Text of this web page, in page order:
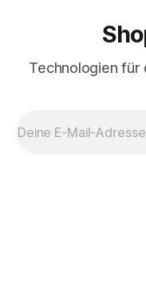
Technologien für